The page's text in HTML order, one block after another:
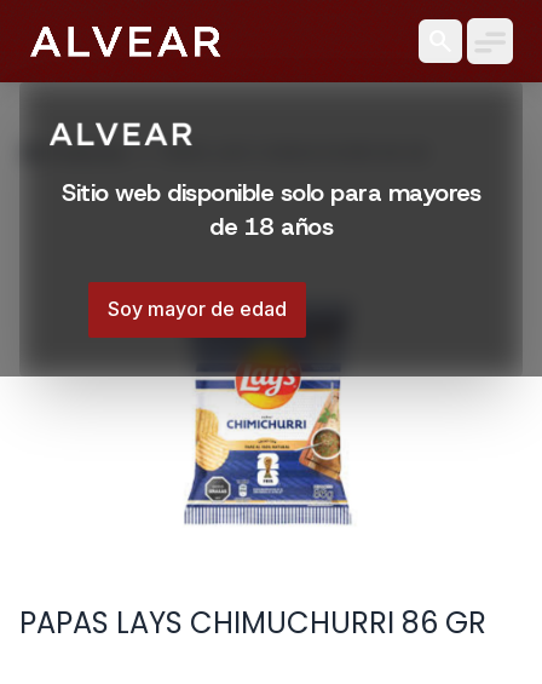
Sitio web disponible solo para mayores
de 18 años
Soy mayor de edad
Productos PAPAS LAYS CHIMUCHURRI 86 GR
PAPAS LAYS CHIMUCHURRI 86 GR